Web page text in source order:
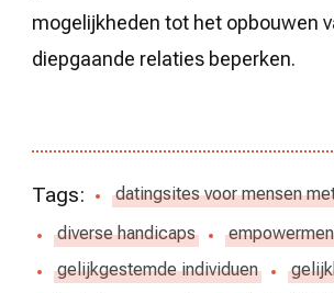
mogelijkheden tot het opbouwen
diepgaande relaties beperken.
Tags:
datingsites voor mensen
diverse handicaps
gelijkgestemde individuen